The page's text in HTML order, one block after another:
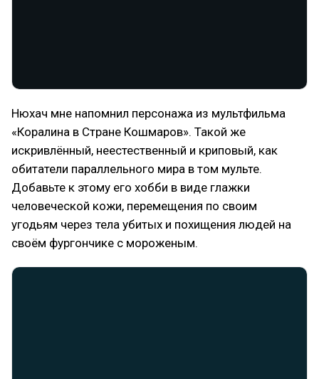
Нюхач мне напомнил персонажа из мультфильма
«Коралина в Стране Кошмаров». Такой же
искривлённый, неестественный и криповый, как
обитатели параллельного мира в том мульте.
Добавьте к этому его хобби в виде глажки
человеческой кожи, перемещения по своим
угодьям через тела убитых и похищения людей на
своём фургончике с мороженым.